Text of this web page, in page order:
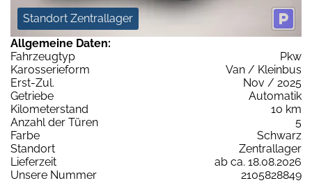
Standort Zentrallager
Allgemeine Daten:
Fahrzeugtyp
Pkw
Karosserieform
Van / Kleinbus
Erst-Zul.
Nov / 2025
Getriebe
Automatik
Kilometerstand
10 km
Anzahl der Türen
5
Farbe
Schwarz
Standort
Zentrallager
Lieferzeit
ab ca. 18.08.2026
Unsere Nummer
2105828849